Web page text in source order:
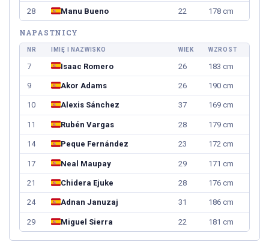
28 Manu Bueno 22 178 cm
NAPASTNICY
NR IMIĘ I NAZWISKO WIEK WZROST
7 Isaac Romero 26 183 cm
9 Akor Adams 26 190 cm
10 Alexis Sánchez 37 169 cm
11 Rubén Vargas 28 179 cm
14 Peque Fernández 23 172 cm
17 Neal Maupay 29 171 cm
21 Chidera Ejuke 28 176 cm
24 Adnan Januzaj 31 186 cm
29 Miguel Sierra 22 181 cm